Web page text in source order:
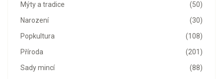
(50)
Mýty a tradice
(30)
Narození
(108)
Popkultura
(201)
Příroda
(88)
Sady mincí